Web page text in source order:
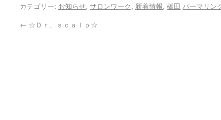
カテゴリー: お知らせ, サロンワーク, 新着情報, 橋田 パーマリン
← ☆Ｄｒ、ｓｃａｌｐ☆